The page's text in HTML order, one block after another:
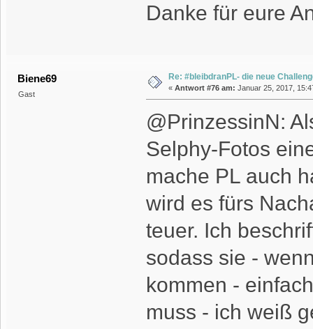
Danke für eure
Biene69
Gast
Re: #bleibdranPL- die neue
« Antwort #76 am: Januar 25, 2017,
@PrinzessinN:
Selphy-Fotos
mache PL auch
wird es fürs
teuer. Ich
sodass sie -
kommen -
muss - ich weiß